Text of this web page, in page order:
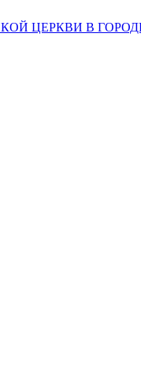
ЦЕРКВИ В